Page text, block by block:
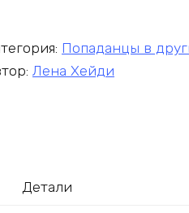
Попаданцы в
Лена Хейди
Детали